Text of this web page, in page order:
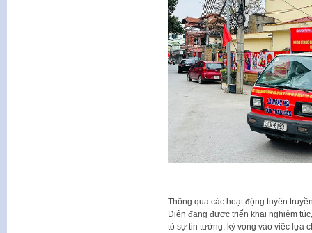
Thông qua các hoạt động tuyên
Diên đang được triển khai nghiêm
tỏ sự tin tưởng, kỳ vọng vào việc lựa